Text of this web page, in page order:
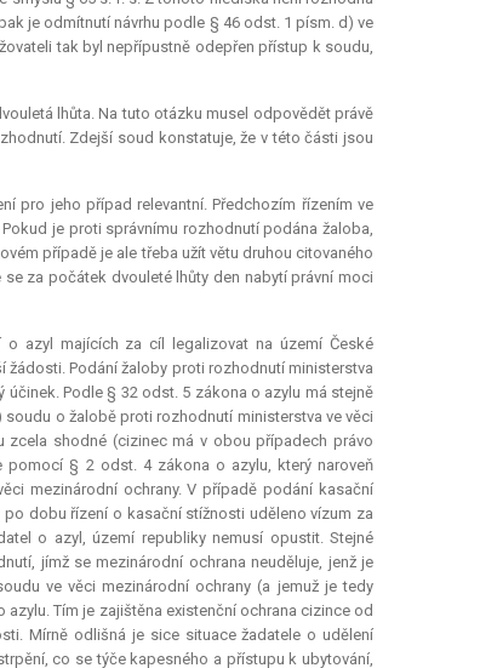
je odmítnutí návrhu podle § 46 odst. 1 písm. d) ve
tak byl nepřípustně odepřen přístup k soudu,
lhůta. Na tuto otázku musel odpovědět právě
Zdejší soud konstatuje, že v této části jsou
pro jeho případrelevantní. Předchozím řízením ve
je proti správnímu rozhodnutí podána žaloba,
případě je ale třeba užít větu druhou citovaného
za počátek dvouleté lhůty den nabytí právní moci
o azyl majících za cíl legalizovat na území České
žádosti. Podání žaloby proti rozhodnutí ministerstva
Podle § 32 odst. 5 zákona o azylu má stejně
o žalobě proti rozhodnutí ministerstva ve věci
shodné (cizinec má v obou případech právo
pomocí § 2 odst. 4 zákona o azylu, který naroveň
mezinárodní ochrany. V případě podání kasační
dobu řízení o kasační stížnosti uděleno vízum za
o azyl, území republiky nemusí opustit. Stejné
jímž se mezinárodní ochrana neuděluje, jenž je
ve věci mezinárodní ochrany (a jemuž je tedy
Tím je zajištěna existenční ochrana cizince od
Mírně odlišná je sice situace žadatele o udělení
co se týče kapesného a přístupu k ubytování,